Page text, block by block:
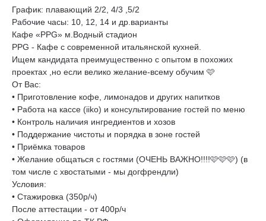
График: плавающий 2/2, 4/3 ,5/2
Рабочие часы: 10, 12, 14 и др.варианты
Кафе «PPG» м.Водный стадион
PPG - Кафе с современной итальянской кухней.
Ищем кандидата преимущественно с опытом в похожих
проектах ,но если велико желание-всему обучим 🩷
От Вас:
• Приготовление кофе, лимонадов и других напитков
• Работа на кассе (iiko) и консультирование гостей по меню
• Контроль наличия ингредиентов и хозов
• Поддержание чистоты и порядка в зоне гостей
• Приёмка товаров
• Желание общаться с гостями (ОЧЕНЬ ВАЖНО!!!!🩷🩷🩷) (в
том числе с хвостатыми - мы догфрендли)
Условия:
• Стажировка (350р/ч)
После аттестации - от 400р/ч